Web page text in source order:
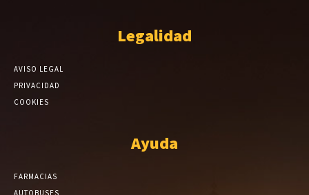
Legalidad
AVISO LEGAL
PRIVACIDAD
COOKIES
Ayuda
FARMACIAS
AUTOBUSES